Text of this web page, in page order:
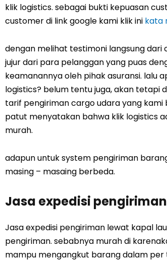
klik logistics. sebagai bukti kepuasan
customer di link google kami klik ini kata
dengan melihat testimoni langsung
jujur dari para pelanggan yang puas
keamanannya oleh pihak asuransi. lalu
logistics? belum tentu juga, akan
tarif pengiriman cargo udara yang
patut menyatakan bahwa klik logistics
murah.
adapun untuk system pengiriman
masing – masaing berbeda.
Jasa expedisi
Jasa expedisi pengiriman lewat kapal
pengiriman. sebabnya murah di
mampu mengangkut barang dalam